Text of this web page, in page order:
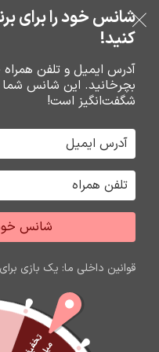
بدون ضامن،
عبور به ناوبری
رفتن به محتوای اصلی
0 ریال
محصولات برچسب خورده
جشواره
برای تغییر این متن بر
ایپسوم متن ساختگی با
17
ثانیه
فروشگاه نوین تراشه گنجی
شانس خود را برای
کنید!
آدرس ایمیل و تلفن همراه
بچرخانید. این شانس
شگفت‌انگیز است!
شانس
قوانین داخلی ما: یک بازی برای